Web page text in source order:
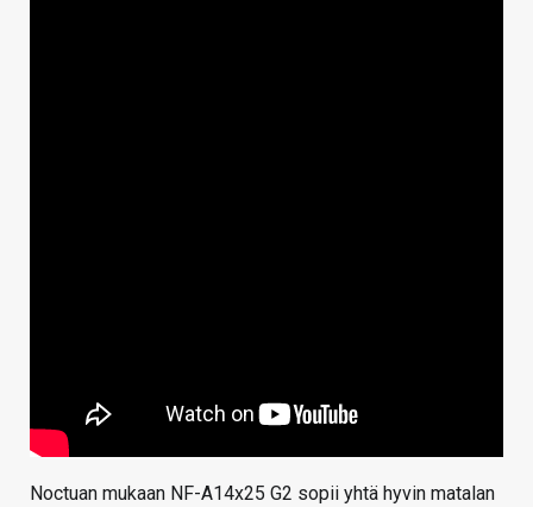
Noctuan mukaan NF-A14x25 G2 sopii yhtä hyvin matalan